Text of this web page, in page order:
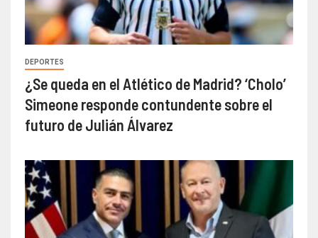
DEPORTES
¿Se queda en el Atlético de Madrid? ‘Cholo’
Simeone responde contundente sobre el
futuro de Julián Álvarez